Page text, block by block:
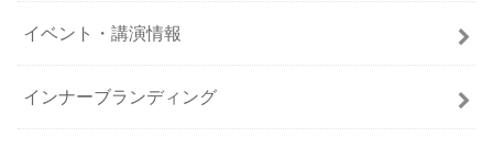
イベント・講演情報
インナーブランディング